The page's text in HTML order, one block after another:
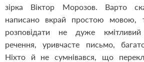
зірка Віктор Морозов. Варто
написано вкрай простою мовою,
розповідати не дуже кмітливий
речення, уривчасте письмо,
Ніхто й не сумнівався, що